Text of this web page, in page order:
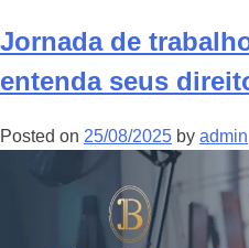
Jornada de
entenda seus
Posted on 25/08/2025 by admin